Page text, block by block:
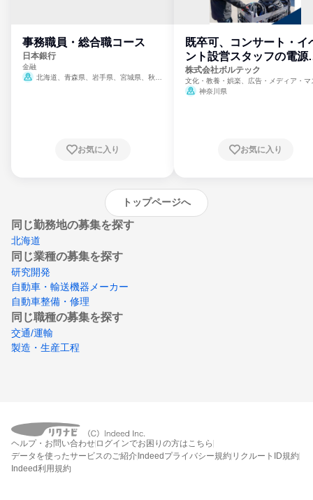
事務職員・総合職コース
日本銀行
金融
北海道、青森県、岩手県、宮城県、秋田
崎県、熊本県、大分県、宮崎県、鹿児島県、
お気に入り
既卒可、コンサート・イ
ント設営スタッフの電源
門
株式会社ボルテック
文化・教養・娯楽、広告・メディア・マ
ミ、電力・ガス・水道・エネルギー
神奈川県
お気に入り
トップページへ
同じ勤務地の募集を探す
北海道
同じ業種の募集を探す
研究開発
自動車・輸送機器メーカー
自動車整備・修理
同じ職種の募集を探す
交通/運輸
製造・生産工程
ヘルプ・お問い合わせ ログインでお困りの方はこちら
データを使ったサービスのご紹介Indeedプライバシー規約 リクルートID規約
Indeed利用規約